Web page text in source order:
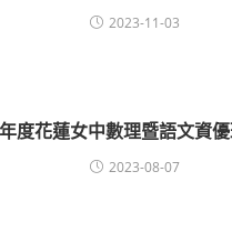
2023-11-03
度花蓮女中數理暨語文資
2023-08-07